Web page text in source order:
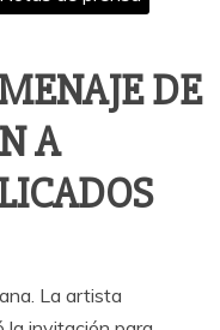
DE
A
La artista